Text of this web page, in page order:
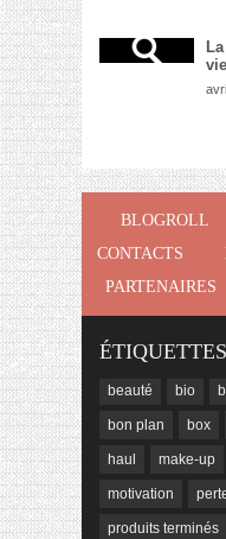
vie
BLOGROLL
CONTACTS
PARTENAIRES
ÉTIQUETTES
beauté bio
bon plan box
haul make-up
motivation
produits terminés